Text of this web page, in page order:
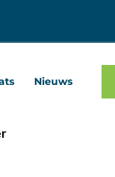
Nieuws